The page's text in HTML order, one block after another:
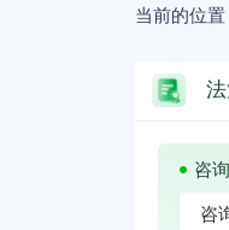
当前的位置
咨
咨